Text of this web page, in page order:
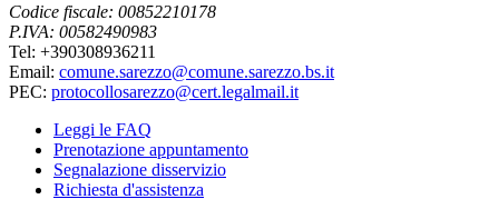
Codice fiscale: 00852210178
P.IVA: 00582490983
Tel: +390308936211
Email: comune.sarezzo@comune.sarezzo.bs.it
PEC: protocollosarezzo@cert.legalmail.it
Leggi le FAQ
Prenotazione appuntamento
Segnalazione disservizio
Richiesta d'assistenza